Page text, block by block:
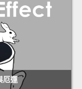
厄運